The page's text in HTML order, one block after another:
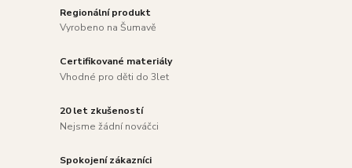
Regionální produkt
Vyrobeno na Šumavě
Certifikované materiály
Vhodné pro děti do 3let
20 let zkušeností
Nejsme žádní nováčci
Spokojení zákazníci